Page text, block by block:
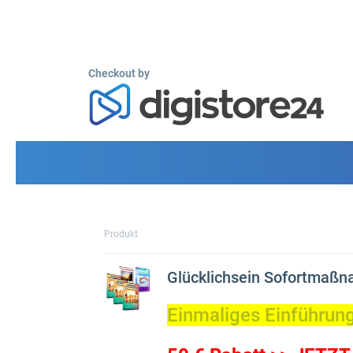
Checkout by
Produkt
Glücklichsein
Einmaliges